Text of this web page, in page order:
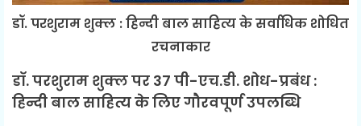
डॉ. परशुराम शुक्ल : हिन्दी बाल साहित्य के सर्वाधिक शोधित
रचनाकार
डॉ. परशुराम शुक्ल पर 37 पी-एच.डी. शोध-प्रबंध :
हिन्दी बाल साहित्य के लिए गौरवपूर्ण उपलब्धि